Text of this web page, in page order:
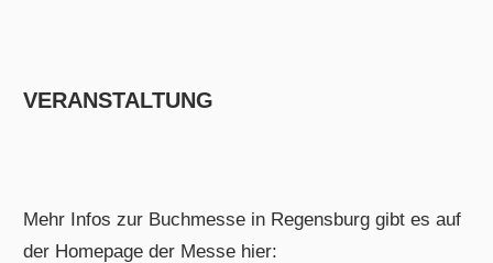
VERANSTALTUNG
Mehr Infos zur Buchmesse in Regensburg gibt es auf
der Homepage der Messe hier: